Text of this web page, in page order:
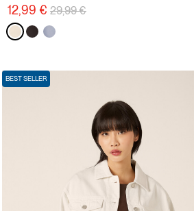
12,99 € Preisreduzierung von
29,99 €
BEST SELLER